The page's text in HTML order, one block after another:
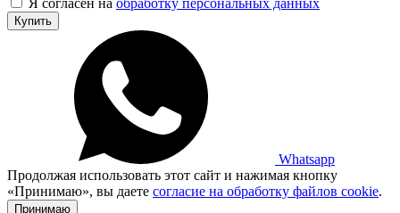
Купить
Whatsapp
Продолжая использовать этот сайт и нажимая кнопку
«Принимаю», вы даете согласие на обработку файлов cookie.
Принимаю